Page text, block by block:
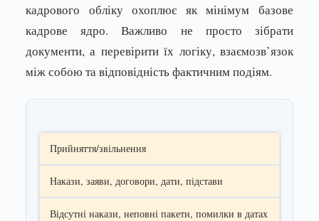
кадрового обліку охоплює як мінімум базове
кадрове ядро. Важливо не просто зібрати
документи, а перевірити їх логіку, взаємозв’язок
між собою та відповідність фактичним подіям.
Прийняття/звільнення
Накази, заяви, договори, дати, підстави
Відсутні накази, неповні пакети, помилки в датах